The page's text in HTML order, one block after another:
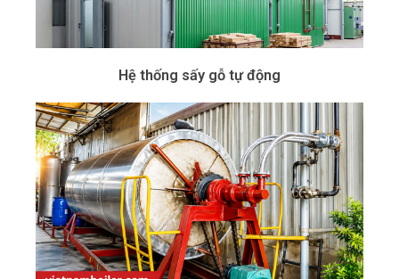
Hệ thống sấy gỗ tự động